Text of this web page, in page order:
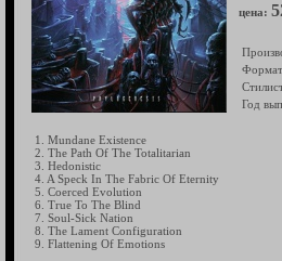
цена:
Год
1. Mundane Existence
2. The Path Of The Totalitarian
3. Hedonistic
4. A Speck In The Fabric Of Eternity
5. Coerced Evolution
6. True To The Blind
7. Soul-Sick Nation
8. The Lament Configuration
9. Flattening Of Emotions